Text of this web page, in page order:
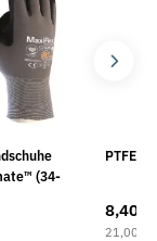
(34-
PTFE
8,40 €
21,00 €